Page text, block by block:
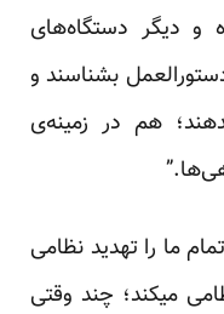
و دیگر دستگاه‌های
بشناسند و
هم در زمینه‌ی
ما را تهدید نظامی
میکند؛ چند وقتی